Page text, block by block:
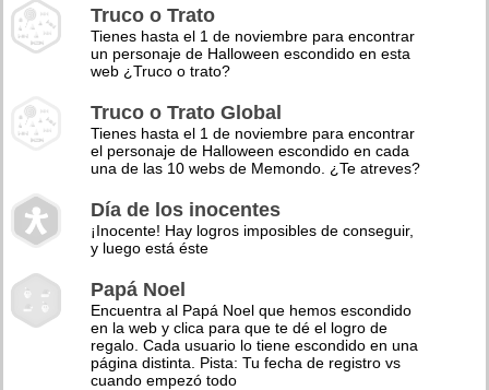
Truco o Trato
Tienes hasta el 1 de noviembre para encontrar
un personaje de Halloween escondido en esta
web ¿Truco o trato?
Truco o Trato Global
Tienes hasta el 1 de noviembre para encontrar
el personaje de Halloween escondido en cada
una de las 10 webs de Memondo. ¿Te atreves?
Día de los inocentes
¡Inocente! Hay logros imposibles de conseguir,
y luego está éste
Papá Noel
Encuentra al Papá Noel que hemos escondido
en la web y clica para que te dé el logro de
regalo. Cada usuario lo tiene escondido en una
página distinta. Pista: Tu fecha de registro vs
cuando empezó todo